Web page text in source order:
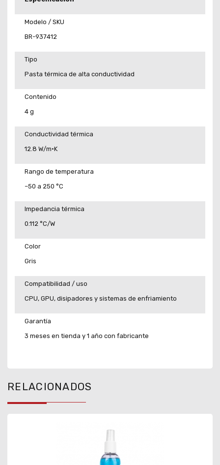
Modelo / SKU
BR-937412
Tipo
Pasta térmica de alta conductividad
Contenido
4 g
Conductividad térmica
12.8 W/m·K
Rango de temperatura
–50 a 250 °C
Impedancia térmica
0.112 °C/W
Color
Gris
Compatibilidad / uso
CPU, GPU, disipadores y sistemas de enfriamiento
Garantía
3 meses en tienda y 1 año con fabricante
RELACIONADOS